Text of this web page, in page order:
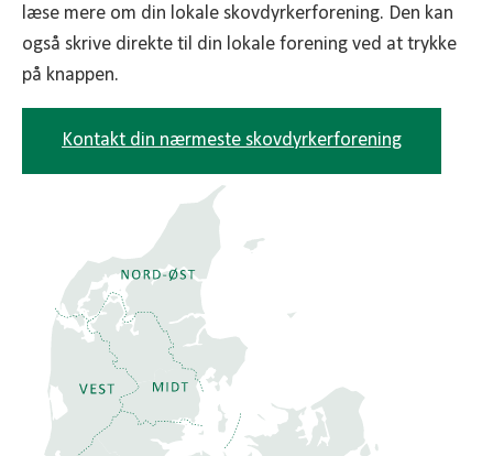
vigtig.
Det er derfor en fordel at arbejde sammen med
Skovdyrkerne, der råder over et bredt
maskinprogram.
Som skovejer er det også vigtigt, at du er
Den rigtige bundlinje tilhører ikke flisprojektet
isoleret set. Derimod er det skovens samlede og
langsigtede bundlinje, som er vigtig.
Som skovejer får du ingen værdi ud af et
prangende flisprojekt med gode nøgletal,
• Det ikke er det rigtige arbejde, der er udført i
skoven. Det kan være at de største træer er
hugget for at optimere maskinpræstationen frem
læse mere om din lokale skovdyrkerforening. Den kan
også skrive direkte til din lokale forening ved at trykke
på knappen.
Kontakt din nærmeste skovdyrkerforening